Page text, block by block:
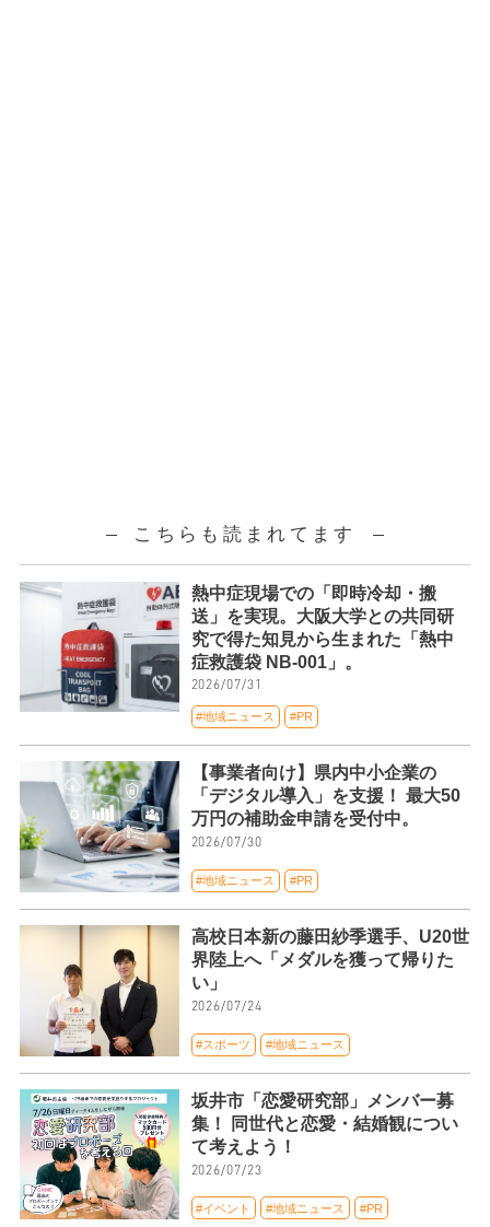
こちらも読まれてます
熱中症現場での「即時冷却・搬
送」を実現。大阪大学との共同研
究で得た知見から生まれた「熱中
症救護袋 NB-001」。
2026/07/31
#地域ニュース #PR
【事業者向け】県内中小企業の
「デジタル導入」を支援！ 最大50
万円の補助金申請を受付中。
2026/07/30
#地域ニュース #PR
高校日本新の藤田紗季選手、U20世
界陸上へ「メダルを獲って帰りた
い」
2026/07/24
#スポーツ #地域ニュース
坂井市「恋愛研究部」メンバー募
集！ 同世代と恋愛・結婚観につい
て考えよう！
2026/07/23
#イベント #地域ニュース #PR